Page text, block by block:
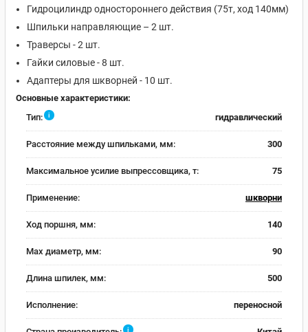
Гидроцилиндр одностороннего действия (75т, ход 140мм)
Шпильки направляющие – 2 шт.
Траверсы - 2 шт.
Гайки силовые - 8 шт.
Адаптеры для шкворней - 10 шт.
Основные характеристики:
Тип:
i гидравлический
Расстояние между шпильками, мм: 300
Максимальное усилие выпрессовщика, т: 75
Применение: шкворни
Ход поршня, мм: 140
Max диаметр, мм: 90
Длина шпилек, мм: 500
Исполнение: переносной
i